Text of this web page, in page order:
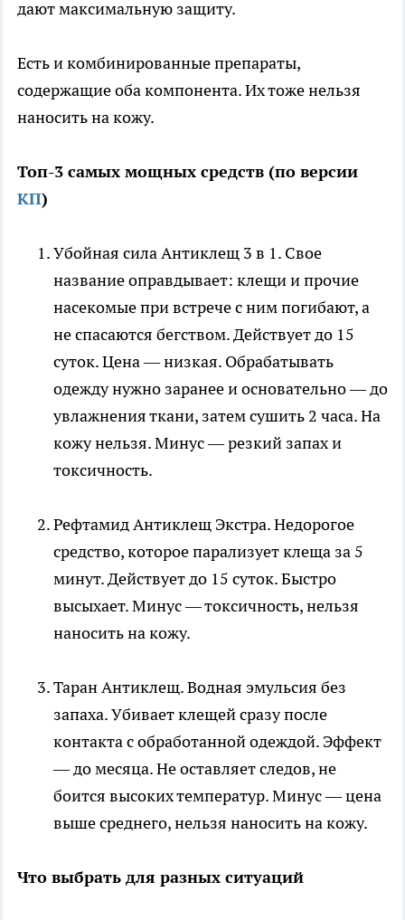
дают максимальную защиту.
Есть и комбинированные препараты,
содержащие оба компонента. Их тоже нельзя
наносить на кожу.
Топ-3 самых мощных средств (по версии
КП)
Убойная сила Антиклещ 3 в 1. Свое
название оправдывает: клещи и прочие
насекомые при встрече с ним погибают, а
не спасаются бегством. Действует до 15
суток. Цена — низкая. Обрабатывать
одежду нужно заранее и основательно — до
увлажнения ткани, затем сушить 2 часа. На
кожу нельзя. Минус — резкий запах и
токсичность.
Рефтамид Антиклещ Экстра. Недорогое
средство, которое парализует клеща за 5
минут. Действует до 15 суток. Быстро
высыхает. Минус — токсичность, нельзя
наносить на кожу.
Таран Антиклещ. Водная эмульсия без
запаха. Убивает клещей сразу после
контакта с обработанной одеждой. Эффект
— до месяца. Не оставляет следов, не
боится высоких температур. Минус — цена
выше среднего, нельзя наносить на кожу.
Что выбрать для разных ситуаций